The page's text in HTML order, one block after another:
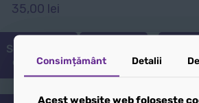
35,00 lei
Selectează
opțiunile
în coș
în
Consimțământ Detalii
Acest website web folosește
Consimțământ Detalii
Acest website web folosește